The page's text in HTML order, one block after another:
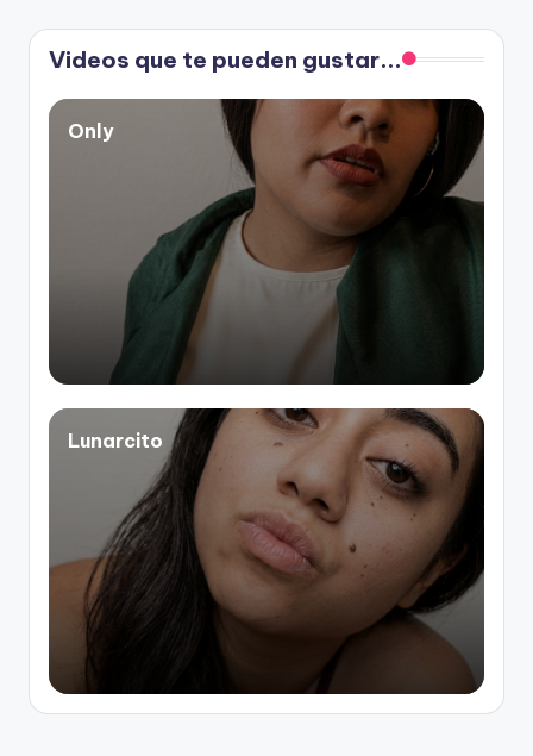
de
entradas
Videos que te pueden gustar...
Only
Lunarcito